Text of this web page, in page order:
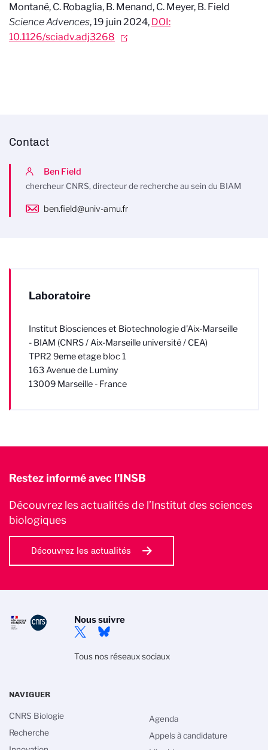
Montané, C. Robaglia, B. Menand, C. Meyer, B. Field
Science Advences, 19 juin 2024, DOI:
10.1126/sciadv.adj3268
Contact
Ben Field
chercheur CNRS, directeur de recherche au sein du BIAM
ben.field@univ-amu.fr
Laboratoire
Institut Biosciences et Biotechnologie d'Aix-Marseille
- BIAM (CNRS / Aix-Marseille université / CEA)
TPR2 9eme etage bloc 1
163 Avenue de Luminy
13009 Marseille - France
Restez informé avec l'INSB
Découvrez les actualités de l’Institut des sciences
biologiques
Découvrez les actualités
Nous suivre
Tous nos réseaux sociaux
NAVIGUER
CNRS Biologie
Recherche
Agenda
Appels à candidature